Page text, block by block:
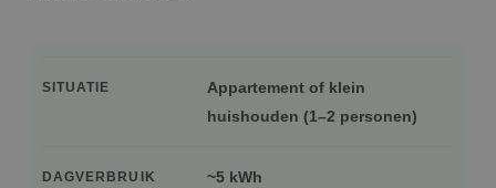
SITUATIE
Appartement of klein
huishouden (1–2 personen)
DAGVERBRUIK ~5 kWh